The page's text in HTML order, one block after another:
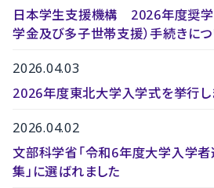
日本学生支援機構 2026年度奨学
学金及び多子世帯支援）手続きに
2026.04.03
2026年度東北大学入学式を挙行し
2026.04.02
文部科学省「令和6年度大学入学
集」に選ばれました